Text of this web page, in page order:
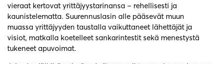
vieraat kertovat yrittäjyystarinansa – rehellisesti ja
kaunistelematta. Suurennuslasin alle pääsevät muun
muassa yrittäjyyden taustalla vaikuttaneet lähettäjät ja
visiot, matkalla koetelleet sankarintestit sekä menestystä
tukeneet apuvoimat.